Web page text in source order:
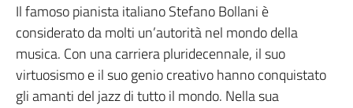
Il famoso pianista italiano Stefano Bollani è
considerato da molti un’autorità nel mondo della
musica. Con una carriera pluridecennale, il suo
virtuosismo e il suo genio creativo hanno conquistato
gli amanti del jazz di tutto il mondo. Nella sua